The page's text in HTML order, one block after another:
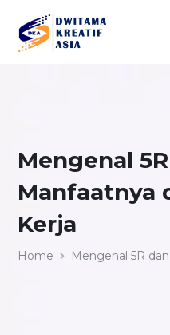
Mengenal
Manfaatnya
Kerja
Home Mengenal 5R